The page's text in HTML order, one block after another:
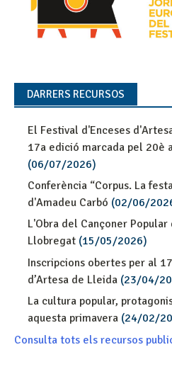
DARRERS RECURSOS
El Festival d'Enceses
17a edició marcada pel 20è
(06/07/2026)
Conferència “Corpus. La
d'Amadeu Carbó (02/06/
L'Obra del Cançoner
Llobregat (15/05/2026)
Inscripcions obertes per al
d’Artesa de Lleida (23/04/
La cultura popular,
aquesta primavera (24/02/
Consulta tots els recursos